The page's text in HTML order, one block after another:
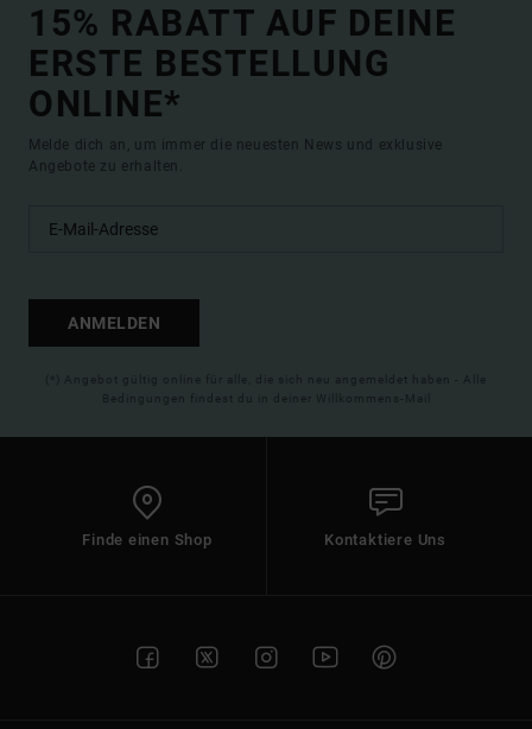
15% RABATT AUF DEINE
ERSTE BESTELLUNG
ONLINE*
Melde dich an, um immer die neuesten News und exklusive
Angebote zu erhalten.
ANMELDEN
(*) Angebot gültig online für alle, die sich neu angemeldet haben - Alle
Bedingungen findest du in deiner Willkommens-Mail
Finde einen Shop Kontaktiere Uns